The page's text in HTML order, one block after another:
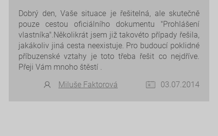
Dobrý den, Vaše situace je řešitelná, ale skutečně
pouze cestou oficiálního dokumentu "Prohlášení
vlastníka".Několikrát jsem již takovéto případy řešila,
jakákoliv jiná cesta neexistuje. Pro budoucí poklidné
příbuzenské vztahy je toto třeba řešit co nejdříve.
Přeji Vám mnoho štěstí .
Miluše Faktorová
03.07.2014